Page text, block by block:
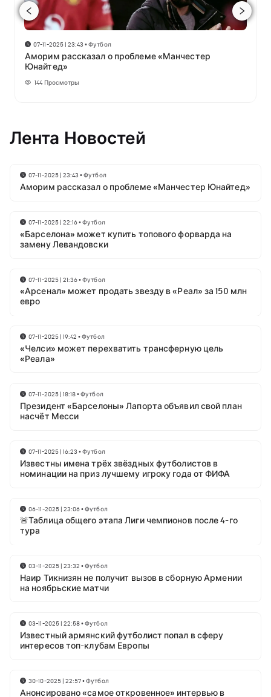
07-11-2025 | 23:43 •Футбол
Аморим рассказал о проблеме «Манчестер
Юнайтед»
144 Просмотры
Лента Новостей
07-11-2025 | 23:43 •Футбол
Аморим рассказал о проблеме «Манчестер Юнайтед»
07-11-2025 | 22:16•Футбол
«Барселона» может купить топового форварда на
замену Левандовски
07-11-2025 | 21:36•Футбол
«Арсенал» может продать звезду в «Реал» за 150 млн
евро
07-11-2025 | 19:42 •Футбол
«Челси» может перехватить трансферную цель
«Реала»
07-11-2025 | 18:18•Футбол
Президент «Барселоны» Лапорта объявил свой план
насчёт Месси
07-11-2025 | 16:23 •Футбол
Известны имена трёх звёздных футболистов в
номинации на приз лучшему игроку года от ФИФА
06-11-2025 | 23:06•Футбол
🚨Таблица общего этапа Лиги чемпионов после 4-го
тура
03-11-2025 | 23:32 •Футбол
Наир Тикнизян не получит вызов в сборную Армении
на ноябрьские матчи
03-11-2025 | 22:58•Футбол
Известный армянский футболист попал в сферу
интересов топ-клубам Европы
30-10-2025 | 22:57•Футбол
Анонсировано «самое откровенное» интервью в